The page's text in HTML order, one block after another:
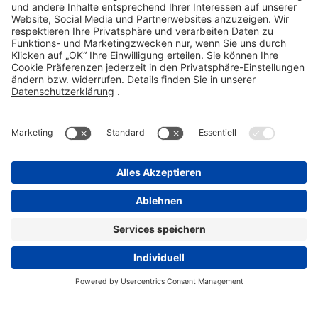
info@stada.de
Kontakt
Compliance Reporting Portal ⧉
FOLGEN SIE UNS
Datenschutz
Disclaimer
Pflichtangaben